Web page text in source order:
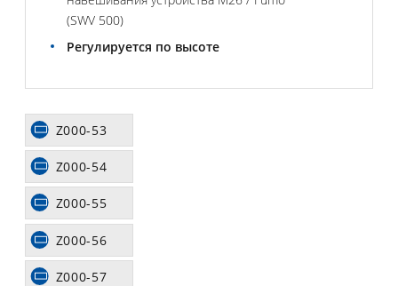
(SWV 500)
Регулируется по высоте
Z000-53
Z000-54
Z000-55
Z000-56
Z000-57